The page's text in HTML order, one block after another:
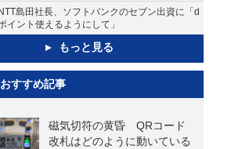
島田社長、ソフトバンクのセブン出資に「d
イント使えるようにして」
もっと見る
おすすめ記事
磁気切符の黄昏 QRコード
改札はどのように動いている